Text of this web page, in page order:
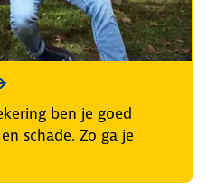
ben je goed
schade. Zo ga je